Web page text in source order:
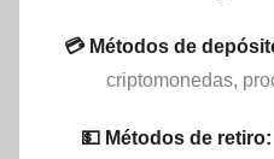
💳 Métodos de
criptomonedas,
💵​ Métodos de retiro: